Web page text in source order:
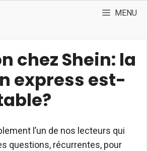
MENU
chez Shein: la
express est-
l’un de nos lecteurs qui
questions, récurrentes, pour